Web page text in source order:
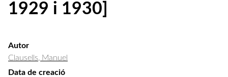
1929 i 1930]
Autor
Clausells, Manuel
Data de creació